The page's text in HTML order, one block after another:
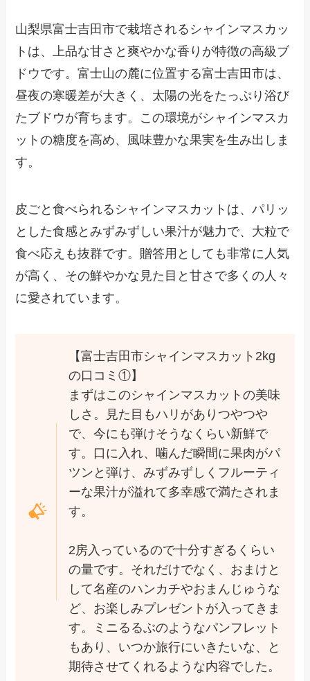
山梨県富士吉田市で栽培されるシャインマスカッ
トは、上品な甘さと爽やかな香りが特徴の高級ブ
ドウです。富士山の麓に位置する富士吉田市は、
昼夜の寒暖差が大きく、太陽の光をたっぷり浴び
たブドウが育ちます。この環境がシャインマスカ
ットの糖度を高め、風味豊かな果実を生み出しま
す。
皮ごと食べられるシャインマスカットは、パリッ
とした食感とみずみずしい果汁が魅力で、大粒で
食べ応えも抜群です。贈答用としても非常に人気
が高く、その鮮やかな見た目と甘さで多くの人々
に愛されています。
【富士吉田市シャインマスカット2kg
の口コミ①】
まずはこのシャインマスカットの美味
しさ。見た目もハリがありつやつや
で、今にも弾けそうなくらい新鮮で
す。口に入れ、噛んだ瞬間に果肉がパ
ツンと弾け、みずみずしくフルーティ
ーな果汁が溢れて多幸感で満たされま
す。
2房入っているので十分すぎるくらい
の量です。それだけでなく、おまけと
して名産のハンカチやおまんじゅうな
ど、お楽しみプレゼントが入ってきま
す。ミニるるぶのようなパンフレット
もあり、いつか旅行にいきたいな、と
期待させてくれるような内容でした。